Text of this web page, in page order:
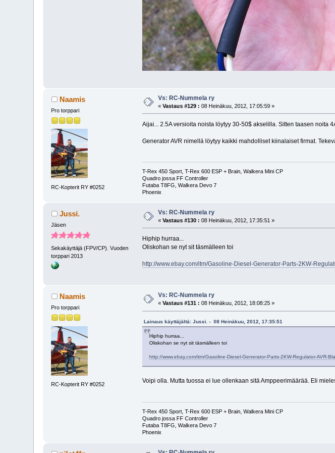
Naamis
Pro torppari
RC-Kopterit RY #0252
Vs: RC-Nummela ry
«Vastaus #129 : 08 Heinäkuu, 2012, 17:05:59 »
Aijai... 2.5A versioita noista löytyy 30-50$ akselilla. Sitten taasen noita
Generator AVR nimellä löytyy kaikki mahdolliset kiinalaiset firmat.
T-Rex 450 Sport, T-Rex 600 ESP + Brain, Walkera Mini CP
Quadro jossa FF Controller
Futaba T8FG, Walkera Devo 7
Phoenix
Jussi.
Jäsen
Sekakäyttäjä (FPV/CP). Vuoden
torppari 2013
Vs: RC-Nummela ry
«Vastaus #130 : 08 Heinäkuu, 2012, 17:35:51 »
Hiphip hurraa...
Oliskohan se nyt sit täsmälleen toi
http://www.ebay.com/itm/Gasoline-Diesel-Generator-Parts-2KW-
Naamis
Pro torppari
RC-Kopterit RY #0252
Vs: RC-Nummela ry
«Vastaus #131 : 08 Heinäkuu, 2012, 18:08:25 »
Lainaus käyttäjältä: Jussi. - 08 Heinäkuu, 2012, 17:35:51
Hiphip hurraa...
Oliskohan se nyt sit täsmälleen toi
http://www.ebay.com/itm/Gasoline-Diesel-Generator-Parts-2KW-Regulator-
Voipi olla. Mutta tuossa ei lue ollenkaan sitä Amppeerimäärää. Eli
T-Rex 450 Sport, T-Rex 600 ESP + Brain, Walkera Mini CP
Quadro jossa FF Controller
Futaba T8FG, Walkera Devo 7
Phoenix